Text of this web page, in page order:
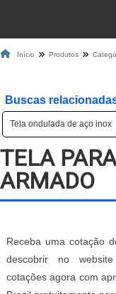
Início Produtos
Buscas
Tela ondulada de aço inox
TELA
ARMADO
Receba uma cotação
descobrir no
cotações agora com